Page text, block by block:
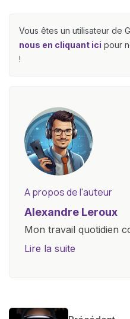
Vous êtes un utilisateur de
nous en cliquant ici pour
!
A propos de l'auteur
Alexandre Leroux
Mon travail quotidien
nouveaux appareils, à
informations précises
Lire la suite